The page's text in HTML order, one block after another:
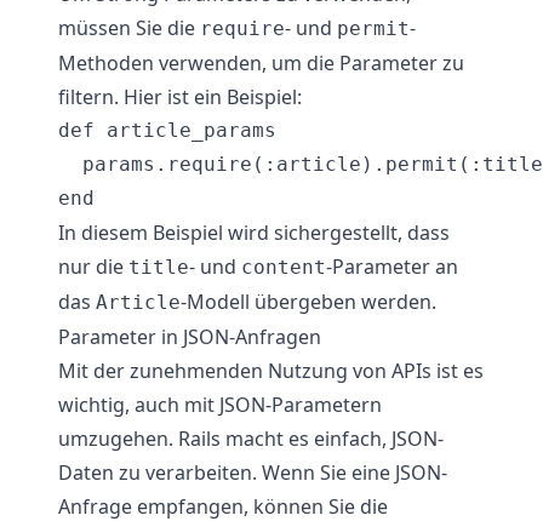
müssen Sie die require- und permit-
Methoden verwenden, um die Parameter zu
filtern. Hier ist ein Beispiel:
def article_params
In diesem Beispiel wird sichergestellt, dass
nur die title- und content-Parameter an
das Article-Modell übergeben werden.
Parameter in JSON-Anfragen
Mit der zunehmenden Nutzung von APIs ist es
wichtig, auch mit JSON-Parametern
umzugehen. Rails macht es einfach, JSON-
Daten zu verarbeiten. Wenn Sie eine JSON-
Anfrage empfangen, können Sie die